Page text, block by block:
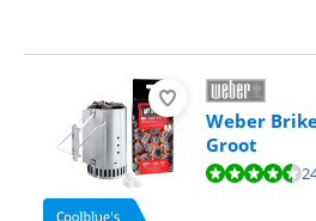
Weber
Groot
Beoordeling is 9,4 van de 10, gebaseerd